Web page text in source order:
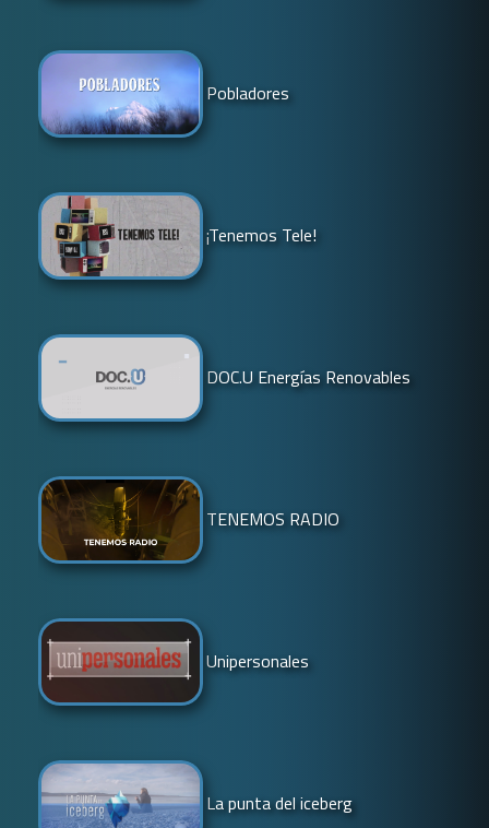
Pobladores
¡Tenemos Tele!
DOC.U Energías Renovables
TENEMOS RADIO
Unipersonales
La punta del iceberg